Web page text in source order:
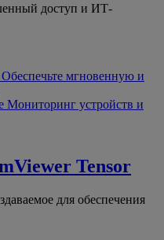
доступ и ИТ-
Обеспечьте мгновенную и
Мониторинг устройств и
Tensor
для обеспечения